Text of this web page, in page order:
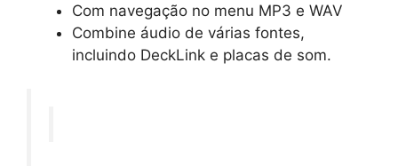
Com navegação no menu MP3 e WAV
Combine áudio de várias fontes,
incluindo DeckLink e placas de som.